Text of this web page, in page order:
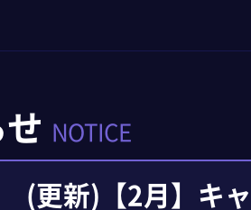
NOTICE
(更新)【2月】キ